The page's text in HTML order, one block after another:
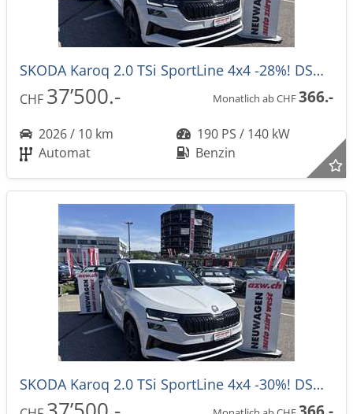
SKODA Karoq 2.0 TSi SportLine 4x4 -28%! DSG-Automat
CHF 37’500.- Monatlich ab CHF366.-
2026 / 10 km
190 PS / 140 kW
Automat
Benzin
SKODA Karoq 2.0 TSi SportLine 4x4 -30%! DSG-Automat